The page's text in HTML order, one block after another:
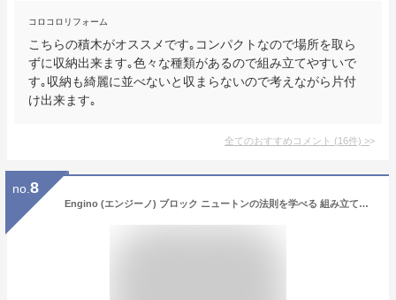
コロコロリフォーム
こちらの積木がオススメです｡コンパクトなので場所を取ら
ずに収納出来ます｡色々な種類があるので組み立てやすいで
す｡収納も綺麗に並べないと収まらないので考えながら片付
け出来ます｡
全てのおすすめコメント (16件) >
no. 8
Engino (エンジーノ) ブロック ニュートンの法則を学べる 組み立ておもちゃ 知育玩具 9歳 10歳 小学生 STEAMトイ 慣性、運動量、運動エネルギー、位置エネルギー 8つの形を作れる DISCOVERING STEMシリーズ